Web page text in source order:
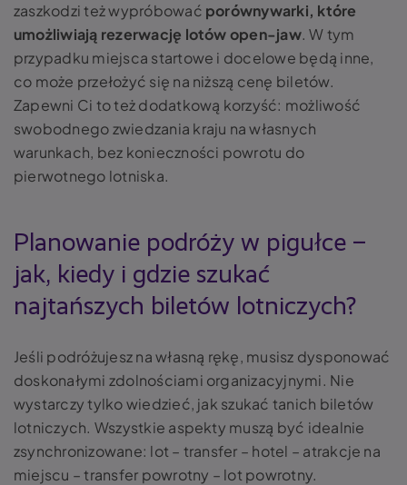
zaszkodzi też wypróbować porównywarki, które
umożliwiają rezerwację lotów open-jaw. W tym
przypadku miejsca startowe i docelowe będą inne,
co może przełożyć się na niższą cenę biletów.
Zapewni Ci to też dodatkową korzyść: możliwość
swobodnego zwiedzania kraju na własnych
warunkach, bez konieczności powrotu do
pierwotnego lotniska.
Planowanie podróży w pigułce –
jak, kiedy i gdzie szukać
najtańszych biletów lotniczych?
Jeśli podróżujesz na własną rękę, musisz dysponować
doskonałymi zdolnościami organizacyjnymi. Nie
wystarczy tylko wiedzieć, jak szukać tanich biletów
lotniczych. Wszystkie aspekty muszą być idealnie
zsynchronizowane: lot – transfer – hotel – atrakcje na
miejscu – transfer powrotny – lot powrotny.